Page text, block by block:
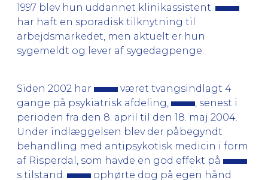
1997 blev hun uddannet klinikassistent.
har haft en sporadisk tilknytning til
arbejdsmarkedet, men aktuelt er hun
sygemeldt og lever af sygedagpenge.
Siden 2002 har
været tvangsindlagt 4
gange på psykiatrisk afdeling,
, senest i
perioden fra den 8. april til den 18. maj 2004.
Under indlæggelsen blev der påbegyndt
behandling med antipsykotisk medicin i form
af Risperdal, som havde en god effekt på
s tilstand.
ophørte dog på egen hånd